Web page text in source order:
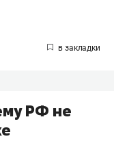
РФ не